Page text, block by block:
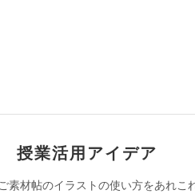
授業活用アイデア
素材帖のイラストの使い方をあれ